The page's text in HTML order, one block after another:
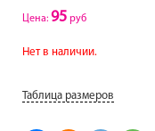
Цена: 95 руб
Нет в наличии.
Таблица размеров